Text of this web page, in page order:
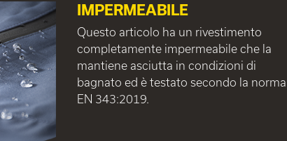
IMPERMEABILE
Questo articolo ha un rivestimento
completamente impermeabile che la
mantiene asciutta in condizioni di
bagnato ed è testato secondo la norma
EN 343:2019.